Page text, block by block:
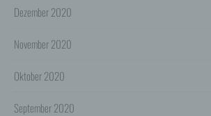
Dezember 2020
November 2020
Oktober 2020
September 2020
Anschlussfragen entstehen, gespeichert.
Löschung keine Aufbewahrungspflichten
4. Erhebung von Zugriffsdaten
auf dem sich dieser Dienst befindet (so